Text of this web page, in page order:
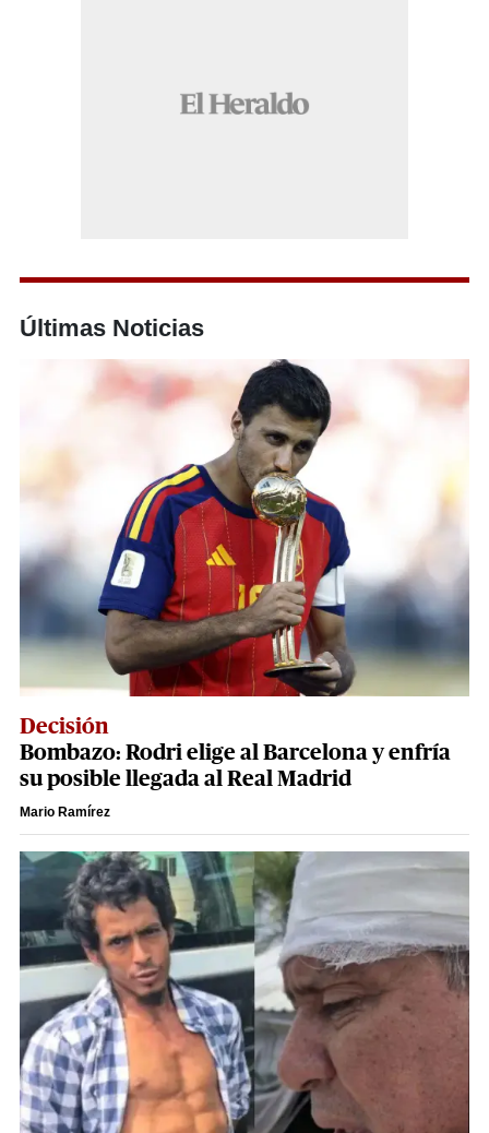
Últimas Noticias
Decisión
Bombazo: Rodri elige al Barcelona y enfría
su posible llegada al Real Madrid
Mario Ramírez